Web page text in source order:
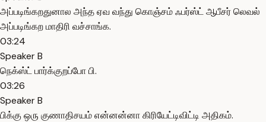
அப்படிங்கறதுனால அந்த ஏவ வந்து கொஞ்சம் ஃபர்ஸ்ட் ஆபீசர் லெவல்
அப்படிங்கற மாதிரி வச்சாங்க.
03:24
Speaker B
நெக்ஸ்ட் பார்க்குறப்போ பி.
03:26
Speaker B
பிக்கு ஒரு குணாதிசயம் என்னன்னா கிரியேட்டிவிட்டி அதிகம்.